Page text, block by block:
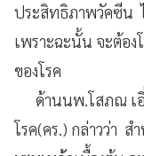
ประสิทธิภาพวัคซีน
เพราะฉะนั้น จะต้อ
ของโรค
ด้านนพ.โสภณ เอี่
โรค(คร.) กล่าวว่า ส